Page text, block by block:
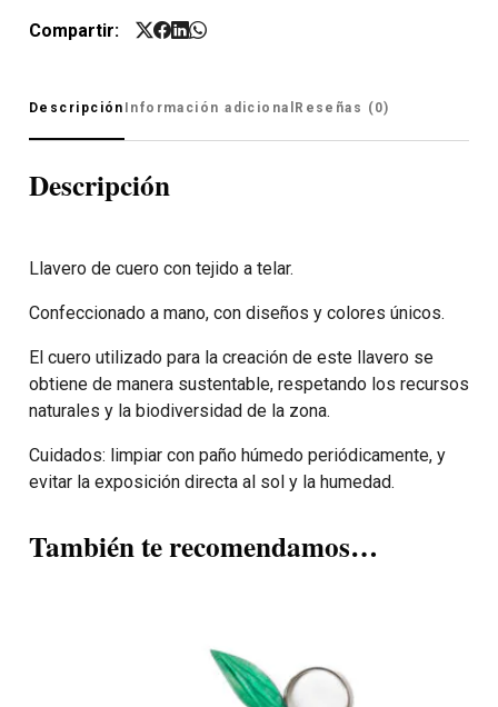
Compartir:
Descripción Información adicional Reseñas (0)
Descripción
Llavero de cuero con tejido a telar.
Confeccionado a mano, con diseños y colores únicos.
El cuero utilizado para la creación de este llavero se
obtiene de manera sustentable, respetando los recursos
naturales y la biodiversidad de la zona.
Cuidados: limpiar con paño húmedo periódicamente, y
evitar la exposición directa al sol y la humedad.
También te recomendamos…